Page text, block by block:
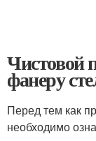
Чистовой
фанеру
Перед тем как
необходимо